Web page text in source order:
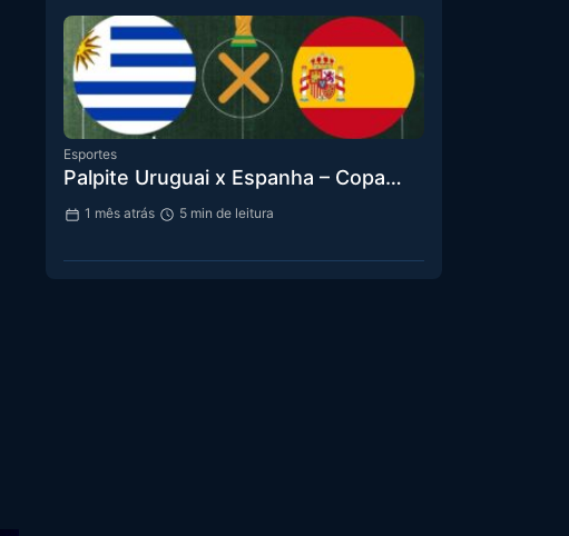
Esportes
Palpite Uruguai x Espanha – Copa…
1 mês atrás 5 min de leitura